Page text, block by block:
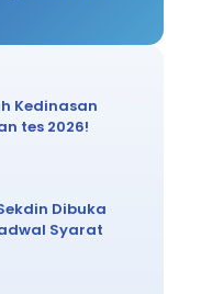
Kedinasan
tes 2026!
Dibuka
Syarat